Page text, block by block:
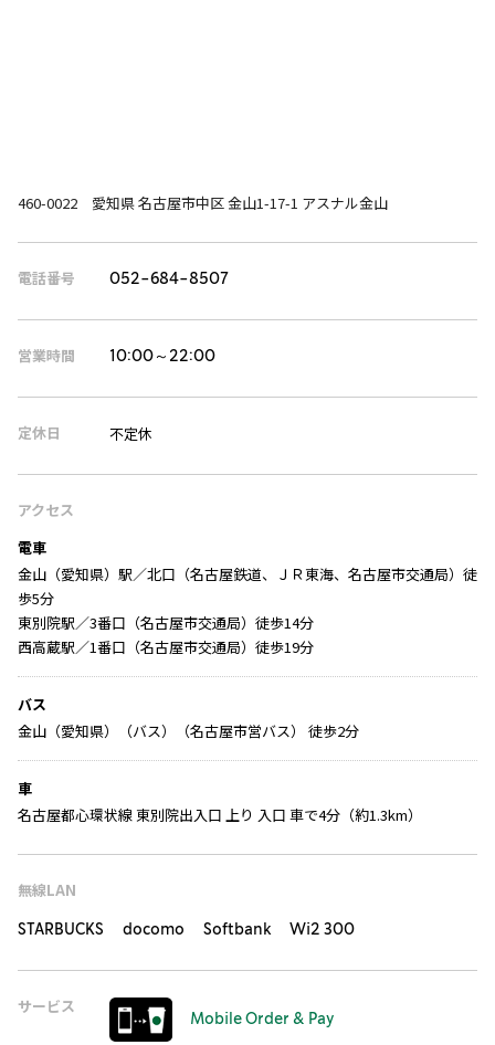
460-0022 愛知県 名古屋市中区 金山1-17-1 アスナル金山
電話番号 052-684-8507
営業時間 10:00～22:00
定休日 不定休
アクセス
電車
金山（愛知県）駅／北口（名古屋鉄道、ＪＲ東海、名古屋市交通局）徒
歩5分
東別院駅／3番口（名古屋市交通局）徒歩14分
西高蔵駅／1番口（名古屋市交通局）徒歩19分
バス
金山（愛知県）（バス）（名古屋市営バス） 徒歩2分
車
名古屋都心環状線 東別院出入口 上り 入口 車で4分（約1.3km）
無線LAN
STARBUCKS docomo Softbank Wi2 300
サービス
Mobile Order & Pay